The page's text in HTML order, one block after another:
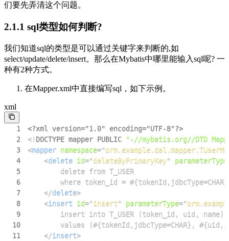
们要先弄清这个问题。
2.1.1 sql类型如何判断?
我们知道sql的类型是可以通过关键字来判断的,如
select/update/delete/insert。那么在Mybatis中哪里能输入sql呢? 一
种有2种方式。
在Mapper.xml中直接编写sql，如下示例。
xml
1
<?xml version="1.0" encoding="UTF-8"?>
2
<! DOCTYPE mapper PUBLIC
"-//mybatis.org//DTD
3
<mapper namespace="
4
<delete id="deleteByPrimaryKey" parameterType
5
        delete from T_USER
6
7
</delete>
8
<insert id="insert" parameterType="
9
10
11
</insert>